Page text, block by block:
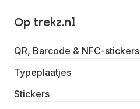
Op trekz.nl
QR, Barcode & NFC-stickers
Typeplaatjes
Stickers